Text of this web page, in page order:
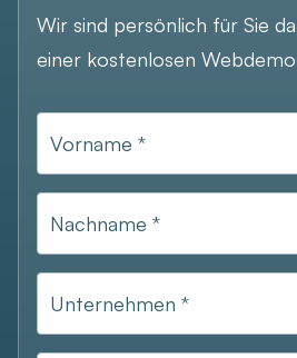
Wir sind persönlich für Sie
einer kostenlosen
Vorname *
Nachname *
Unternehmen *